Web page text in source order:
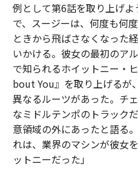
例として第6話を取り上げよ
で、スージーは、何度も何
ときから飛ばさなくなった
いかける。彼女の最初のア
で知られるホイットニー・
bout You』を取り上げるが
異なるルーツがあった。チ
なミドルテンポのトラック
意領域の外にあったと語る
れは、業界のマシンが彼女
ットニーだった」